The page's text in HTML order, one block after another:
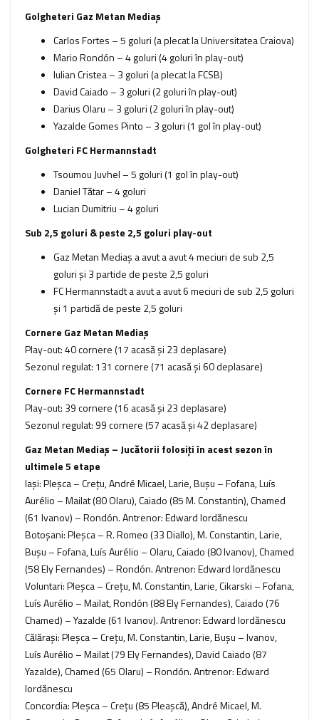
Golgheteri Gaz Metan Mediaş
Carlos Fortes – 5 goluri (a plecat la Universitatea Craiova)
Mario Rondón – 4 goluri (4 goluri în play-out)
Iulian Cristea – 3 goluri (a plecat la FCSB)
David Caiado – 3 goluri (2 goluri în play-out)
Darius Olaru – 3 goluri (2 goluri în play-out)
Yazalde Gomes Pinto – 3 goluri (1 gol în play-out)
Golgheteri FC Hermannstadt
Tsoumou Juvhel – 5 goluri (1 gol în play-out)
Daniel Tătar – 4 goluri
Lucian Dumitriu – 4 goluri
Sub 2,5 goluri & peste 2,5 goluri play-out
Gaz Metan Mediaş a avut a avut 4 meciuri de sub 2,5
goluri şi 3 partide de peste 2,5 goluri
FC Hermannstadt a avut a avut 6 meciuri de sub 2,5 goluri
şi 1 partidă de peste 2,5 goluri
Cornere Gaz Metan Mediaş
Play-out: 40 cornere (17 acasă şi 23 deplasare)
Sezonul regulat: 131 cornere (71 acasă şi 60 deplasare)
Cornere FC Hermannstadt
Play-out: 39 cornere (16 acasă şi 23 deplasare)
Sezonul regulat: 99 cornere (57 acasă şi 42 deplasare)
Gaz Metan Mediaş – Jucătorii folosiţi în acest sezon în
ultimele 5 etape
Iaşi: Pleşca – Creţu, André Micael, Larie, Buşu – Fofana, Luís
Aurélio – Mailat (80 Olaru), Caiado (85 M. Constantin), Chamed
(61 Ivanov) – Rondón. Antrenor: Edward Iordănescu
Botoşani: Pleşca – R. Romeo (33 Diallo), M. Constantin, Larie,
Buşu – Fofana, Luís Aurélio – Olaru, Caiado (80 Ivanov), Chamed
(58 Ely Fernandes) – Rondón. Antrenor: Edward Iordănescu
Voluntari: Pleşca – Creţu, M. Constantin, Larie, Cikarski – Fofana,
Luís Aurélio – Mailat, Rondón (88 Ely Fernandes), Caiado (76
Chamed) – Yazalde (61 Ivanov). Antrenor: Edward Iordănescu
Călăraşi: Pleşca – Creţu, M. Constantin, Larie, Buşu – Ivanov,
Luís Aurélio – Mailat (79 Ely Fernandes), David Caiado (87
Yazalde), Chamed (65 Olaru) – Rondón. Antrenor: Edward
Iordănescu
Concordia: Pleşca – Creţu (85 Pleaşcă), André Micael, M.